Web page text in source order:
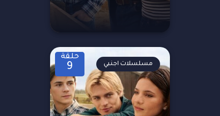
حلقة
9 مسلسلات اجنبي